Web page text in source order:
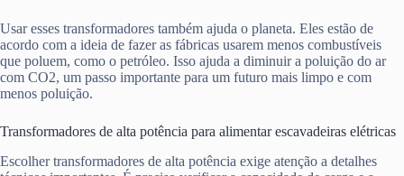
Usar esses transformadores também ajuda o planeta. Eles estão de
acordo com a ideia de fazer as fábricas usarem menos combustíveis
que poluem, como o petróleo. Isso ajuda a diminuir a poluição do ar
com CO2, um passo importante para um futuro mais limpo e com
menos poluição.
Transformadores de alta potência para alimentar escavadeiras elétricas
Escolher transformadores de alta potência exige atenção a detalhes